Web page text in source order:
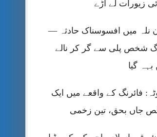
زیورات لے اڑے
نلہ میں افسوسناک حادثہ —
شخص پلی سے گر کر نالے
بہہ گیا
فائرنگ کے واقعے میں ایک
جاں بحق، تین زخمی